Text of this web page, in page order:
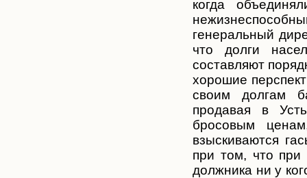
когда
нежизнеспособн
генеральный
что долги
составляют
хорошие
своим долгам
продавая в
бросовым
взыскиваются
при том, что при
должника ни у